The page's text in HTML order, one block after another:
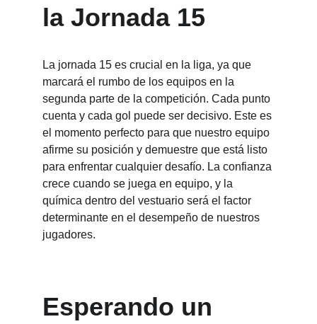
la Jornada 15
La jornada 15 es crucial en la liga, ya que
marcará el rumbo de los equipos en la
segunda parte de la competición. Cada punto
cuenta y cada gol puede ser decisivo. Este es
el momento perfecto para que nuestro equipo
afirme su posición y demuestre que está listo
para enfrentar cualquier desafío. La confianza
crece cuando se juega en equipo, y la
química dentro del vestuario será el factor
determinante en el desempeño de nuestros
jugadores.
Esperando un